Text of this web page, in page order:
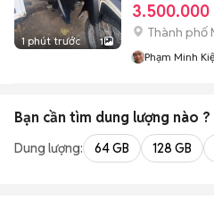
1 phút trước 1
3.500.000
Thành phố
Phạm Minh
Bạn cần tìm dung lượng nào ?
Dung lượng: 64 GB 128 GB